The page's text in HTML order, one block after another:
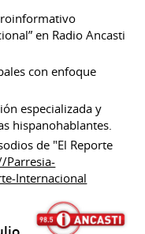
en Radio Ancasti
con enfoque
especializada y
hispanohablantes.
de "El Reporte
Parresia-
Internacional